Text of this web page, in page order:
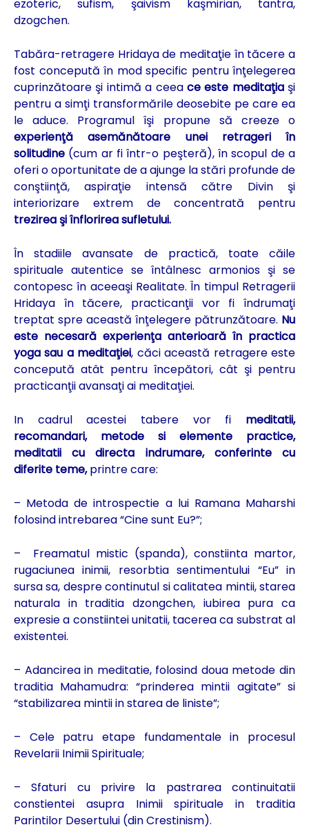
ezoteric, sufism, şaivism kaşmirian, tantra,
dzogchen.
Tabăra-retragere Hridaya de meditaţie în tăcere a
fost concepută în mod specific pentru înţelegerea
cuprinzătoare şi intimă a ceea ce este meditaţia şi
pentru a simţi transformările deosebite pe care ea
le aduce. Programul îşi propune să creeze o
experienţă asemănătoare unei retrageri în
solitudine (cum ar fi într-o peşteră), în scopul de a
oferi o oportunitate de a ajunge la stări profunde de
conştiinţă, aspiraţie intensă către Divin şi
interiorizare extrem de concentrată pentru
trezirea şi înflorirea sufletului.
În stadiile avansate de practică, toate căile
spirituale autentice se întâlnesc armonios şi se
contopesc în aceeaşi Realitate. În timpul Retragerii
Hridaya în tăcere, practicanţii vor fi îndrumaţi
treptat spre această înţelegere pătrunzătoare. Nu
este necesară experienţa anterioară în practica
yoga sau a meditaţiei, căci această retragere este
concepută atât pentru începători, cât şi pentru
practicanţii avansaţi ai meditaţiei.
In cadrul acestei tabere vor fi meditatii,
recomandari, metode si elemente practice,
meditatii cu directa indrumare, conferinte cu
diferite teme,printre care:
– Metoda de introspectie a lui Ramana Maharshi
folosind intrebarea “Cine sunt Eu?”;
– Freamatul mistic (spanda), constiinta martor,
rugaciunea inimii, resorbtia sentimentului “Eu” in
sursa sa, despre continutul si calitatea mintii, starea
naturala in traditia dzongchen, iubirea pura ca
expresie a constiintei unitatii, tacerea ca substrat al
existentei.
– Adancirea in meditatie, folosind doua metode din
traditia Mahamudra: “prinderea mintii agitate” si
“stabilizarea mintii in starea de liniste”;
– Cele patru etape fundamentale in procesul
Revelarii Inimii Spirituale;
– Sfaturi cu privire la pastrarea continuitatii
constientei asupra Inimii spirituale in traditia
Parintilor Desertului (din Crestinism).